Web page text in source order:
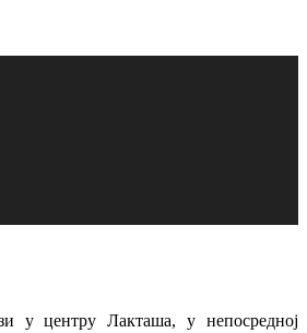
у центру Лакташа, у непосредној